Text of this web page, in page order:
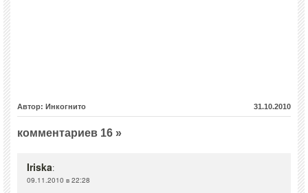
Автор: Инкогнито 31.10.2010
комментариев 16 »
Iriska:
09.11.2010 в 22:28